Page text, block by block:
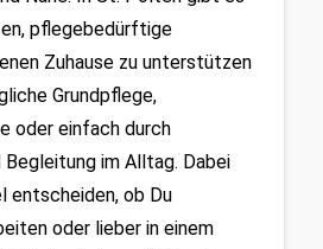
pflegebedürftige
Zuhause zu unterstützen
Grundpflege,
oder einfach durch
im Alltag. Dabei
entscheiden, ob Du
oder lieber in einem